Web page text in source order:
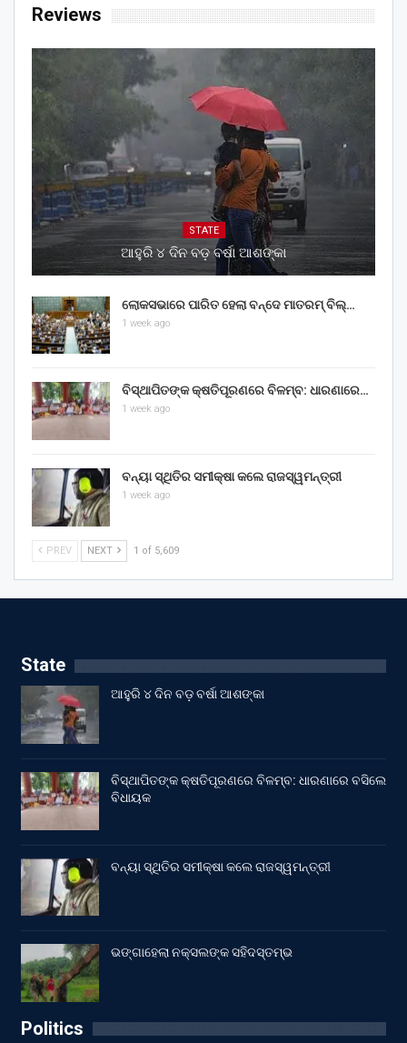
Reviews
STATE
ଆହୁରି ୪ ଦିନ ବଡ଼ ବର୍ଷା ଆଶଙ୍କା
ଲୋକସଭାରେ ପାରିତ ହେଲା ବନ୍ଦେ ମାତରମ୍‌ ବିଲ୍‌…
1 week ago
ବିସ୍ଥାପିତଙ୍କ କ୍ଷତିପୂରଣରେ ବିଳମ୍ବ: ଧାରଣାରେ…
1 week ago
ବନ୍ୟା ସ୍ଥିତିର ସମୀକ୍ଷା କଲେ ରାଜସ୍ୱମନ୍ତ୍ରୀ
1 week ago
PREV NEXT 1 of 5,609
State
ଆହୁରି ୪ ଦିନ ବଡ଼ ବର୍ଷା ଆଶଙ୍କା
ବିସ୍ଥାପିତଙ୍କ କ୍ଷତିପୂରଣରେ ବିଳମ୍ବ: ଧାରଣାରେ ବସିଲେ
ବିଧାୟକ
ବନ୍ୟା ସ୍ଥିତିର ସମୀକ୍ଷା କଲେ ରାଜସ୍ୱମନ୍ତ୍ରୀ
ଭଙ୍ଗାହେଲା ନକ୍ସଲଙ୍କ ସହିଦସ୍ତମ୍ଭ
Politics